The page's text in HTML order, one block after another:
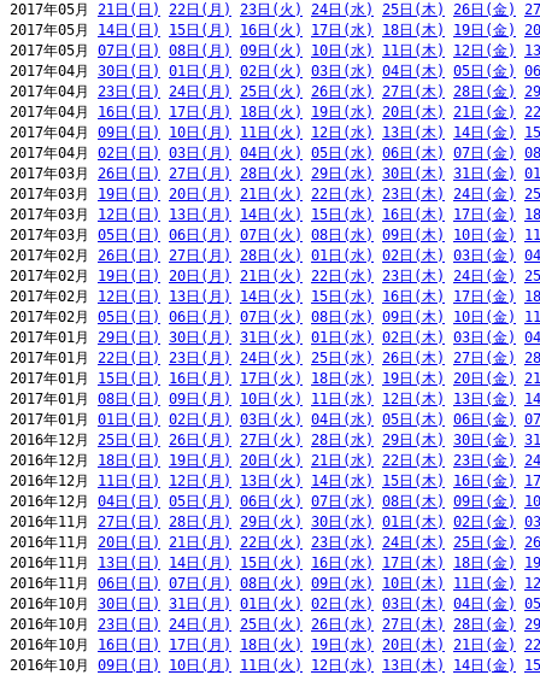
2017年05月 21日(日) 22日(月) 23日(火) 24日(水) 25日(木) 26日(金)
2017年05月 14日(日) 15日(月) 16日(火) 17日(水) 18日(木) 19日(金)
2017年05月 07日(日) 08日(月) 09日(火) 10日(水) 11日(木) 12日(金)
2017年04月 30日(日) 01日(月) 02日(火) 03日(水) 04日(木) 05日(金)
2017年04月 23日(日) 24日(月) 25日(火) 26日(水) 27日(木) 28日(金)
2017年04月 16日(日) 17日(月) 18日(火) 19日(水) 20日(木) 21日(金)
2017年04月 09日(日) 10日(月) 11日(火) 12日(水) 13日(木) 14日(金)
2017年04月 02日(日) 03日(月) 04日(火) 05日(水) 06日(木) 07日(金)
2017年03月 26日(日) 27日(月) 28日(火) 29日(水) 30日(木) 31日(金)
2017年03月 19日(日) 20日(月) 21日(火) 22日(水) 23日(木) 24日(金)
2017年03月 12日(日) 13日(月) 14日(火) 15日(水) 16日(木) 17日(金)
2017年03月 05日(日) 06日(月) 07日(火) 08日(水) 09日(木) 10日(金)
2017年02月 26日(日) 27日(月) 28日(火) 01日(水) 02日(木) 03日(金)
2017年02月 19日(日) 20日(月) 21日(火) 22日(水) 23日(木) 24日(金)
2017年02月 12日(日) 13日(月) 14日(火) 15日(水) 16日(木) 17日(金)
2017年02月 05日(日) 06日(月) 07日(火) 08日(水) 09日(木) 10日(金)
2017年01月 29日(日) 30日(月) 31日(火) 01日(水) 02日(木) 03日(金)
2017年01月 22日(日) 23日(月) 24日(火) 25日(水) 26日(木) 27日(金)
2017年01月 15日(日) 16日(月) 17日(火) 18日(水) 19日(木) 20日(金)
2017年01月 08日(日) 09日(月) 10日(火) 11日(水) 12日(木) 13日(金)
2017年01月 01日(日) 02日(月) 03日(火) 04日(水) 05日(木) 06日(金)
2016年12月 25日(日) 26日(月) 27日(火) 28日(水) 29日(木) 30日(金)
2016年12月 18日(日) 19日(月) 20日(火) 21日(水) 22日(木) 23日(金)
2016年12月 11日(日) 12日(月) 13日(火) 14日(水) 15日(木) 16日(金)
2016年12月 04日(日) 05日(月) 06日(火) 07日(水) 08日(木) 09日(金)
2016年11月 27日(日) 28日(月) 29日(火) 30日(水) 01日(木) 02日(金)
2016年11月 20日(日) 21日(月) 22日(火) 23日(水) 24日(木) 25日(金)
2016年11月 13日(日) 14日(月) 15日(火) 16日(水) 17日(木) 18日(金)
2016年11月 06日(日) 07日(月) 08日(火) 09日(水) 10日(木) 11日(金)
2016年10月 30日(日) 31日(月) 01日(火) 02日(水) 03日(木) 04日(金)
2016年10月 23日(日) 24日(月) 25日(火) 26日(水) 27日(木) 28日(金)
2016年10月 16日(日) 17日(月) 18日(火) 19日(水) 20日(木) 21日(金)
2016年10月 09日(日) 10日(月) 11日(火) 12日(水) 13日(木) 14日(金)